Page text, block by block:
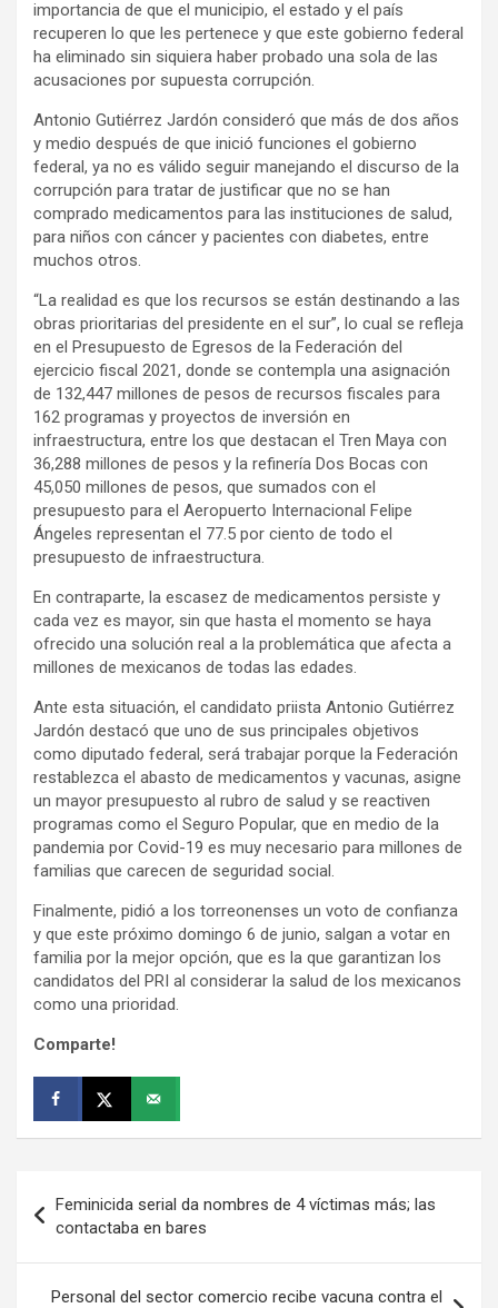
importancia de que el municipio, el estado y el país
recuperen lo que les pertenece y que este gobierno federal
ha eliminado sin siquiera haber probado una sola de las
acusaciones por supuesta corrupción.
Antonio Gutiérrez Jardón consideró que más de dos años
y medio después de que inició funciones el gobierno
federal, ya no es válido seguir manejando el discurso de la
corrupción para tratar de justificar que no se han
comprado medicamentos para las instituciones de salud,
para niños con cáncer y pacientes con diabetes, entre
muchos otros.
“La realidad es que los recursos se están destinando a las
obras prioritarias del presidente en el sur”, lo cual se refleja
en el Presupuesto de Egresos de la Federación del
ejercicio fiscal 2021, donde se contempla una asignación
de 132,447 millones de pesos de recursos fiscales para
162 programas y proyectos de inversión en
infraestructura, entre los que destacan el Tren Maya con
36,288 millones de pesos y la refinería Dos Bocas con
45,050 millones de pesos, que sumados con el
presupuesto para el Aeropuerto Internacional Felipe
Ángeles representan el 77.5 por ciento de todo el
presupuesto de infraestructura.
En contraparte, la escasez de medicamentos persiste y
cada vez es mayor, sin que hasta el momento se haya
ofrecido una solución real a la problemática que afecta a
millones de mexicanos de todas las edades.
Ante esta situación, el candidato priista Antonio Gutiérrez
Jardón destacó que uno de sus principales objetivos
como diputado federal, será trabajar porque la Federación
restablezca el abasto de medicamentos y vacunas, asigne
un mayor presupuesto al rubro de salud y se reactiven
programas como el Seguro Popular, que en medio de la
pandemia por Covid-19 es muy necesario para millones de
familias que carecen de seguridad social.
Finalmente, pidió a los torreonenses un voto de confianza
y que este próximo domingo 6 de junio, salgan a votar en
familia por la mejor opción, que es la que garantizan los
candidatos del PRI al considerar la salud de los mexicanos
como una prioridad.
Comparte!
de
entradas
Feminicida serial da nombres de 4 víctimas más; las
contactaba en bares
Personal del sector comercio recibe vacuna contra el